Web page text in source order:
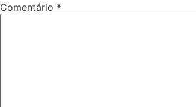
Comentário *